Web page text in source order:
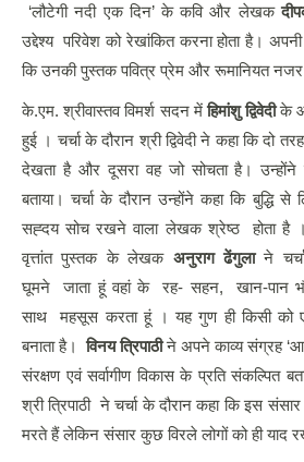
‘लौटेगी नदी एक दिन’ के कवि और लेखक
उद्देश्य परिवेश को रेखांकित करना होता है।
कि उनकी पुस्तक पवित्र प्रेम और रूमानियत
के.एम. श्रीवास्तव विमर्श सदन मेंहिमांशु द्विवेदीके
हुई । चर्चा के दौरान श्री द्विवेदी ने कहा कि
देखता है और दूसरा वह जो सोचता है।
बताया। चर्चा के दौरान उन्होंने कहा कि बुद्धि
सह्दय सोच रखने वाला लेखक श्रेष्ठ होता है ।
वृत्तांत पुस्तक के लेखक अनुराग ढेंगुलाने
घूमने जाता हूं वहां के रह- सहन, खान-पान
साथ महसूस करता हूं । यह गुण ही किसी
बनाता है।विनय त्रिपाठीने अपने काव्य संग्रह ‘आ
संरक्षण एवं सर्वागीण विकास के प्रति संकल्पित
श्री त्रिपाठी ने चर्चा के दौरान कहा कि इस
मरते हैं लेकिन संसार कुछ विरले लोगों को ही याद